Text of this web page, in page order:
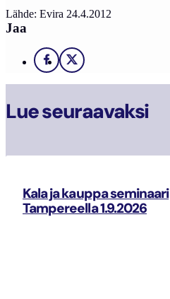
Lähde: Evira 24.4.2012
Jaa
Facebook
X
Lue seuraavaksi
Kala ja kauppa seminaari
Tampereella 1.9.2026